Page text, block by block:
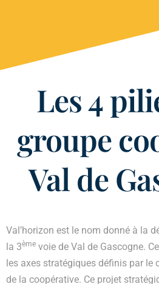
Les 4
groupe
Val de
Val’horizon est le nom donné à la
la 3ème voie de Val de Gascogne.
les axes stratégiques définis par le
de la coopérative. Ce projet